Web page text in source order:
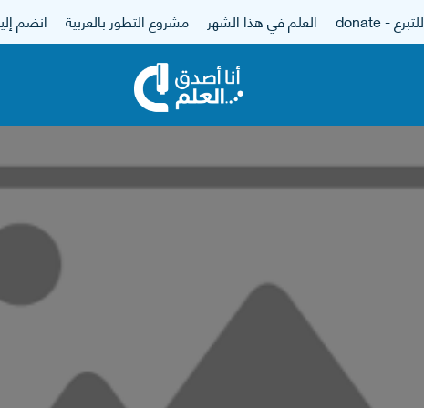
للتبرع - donate العلم في هذا الشهر مشروع التطور بالعربية انضم